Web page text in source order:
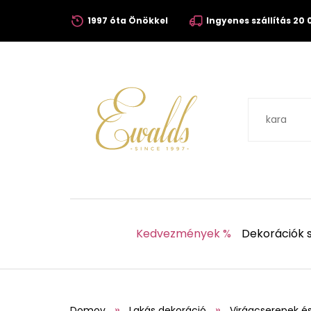
1997 óta Önökkel Ingyenes szállítás 20
Kedvezmények % Dekorációk